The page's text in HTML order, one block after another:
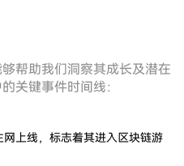
帮助我们洞察其成长及潜在
关键事件时间线：
网上线，标志着其进入区块链游